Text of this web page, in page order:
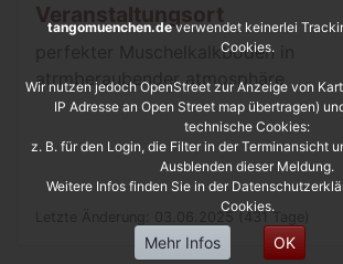
Veranstaltungsort
perfekter Muschelkalkboden in
atrmberaubender atmosphäre
tangomuenchen.deverwendet keinerlei
Cookies.
Wir nutzen jedoch OpenStreet zur Anzeige von
IP Adresse an Open Street map übertragen)
technische Cookies:
z. B. für den Login, die Filter in der Terminansicht
Ausblenden dieser Meldung.
Weitere Infos finden Sie in der
Cookies.
Mehr Infos OK